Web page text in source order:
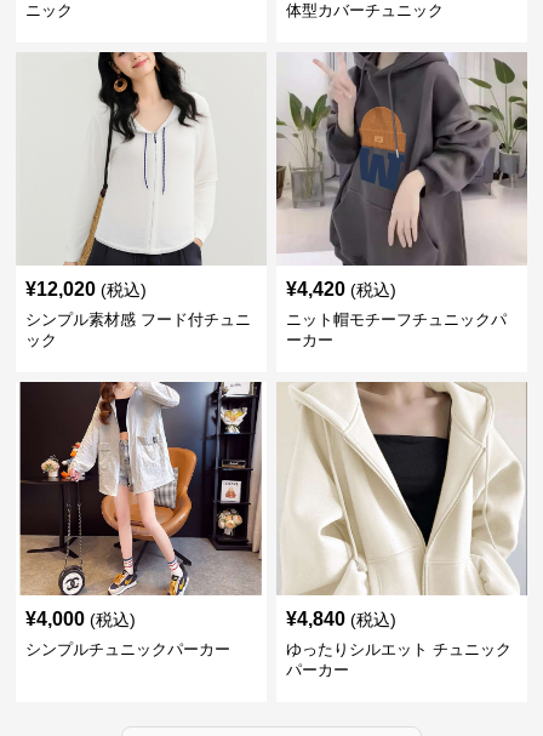
ニック
体型カバーチュニック
¥12,020 (税込)
シンプル素材感 フード付チュニ
ック
¥4,420 (税込)
ニット帽モチーフチュニックパ
ーカー
¥4,000 (税込)
シンプルチュニックパーカー
¥4,840 (税込)
ゆったりシルエット チュニック
パーカー